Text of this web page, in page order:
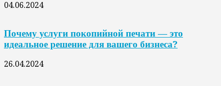
04.06.2024
Почему услуги покопийной печати — это
идеальное решение для вашего бизнеса?
26.04.2024